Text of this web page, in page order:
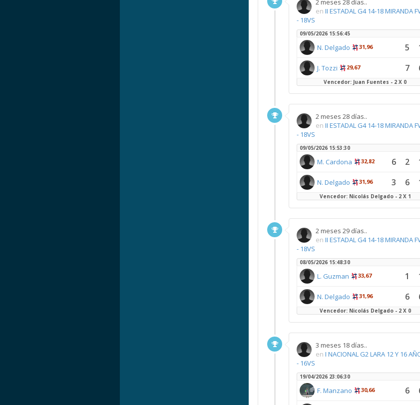
2 meses 28 días..
en II ESTADAL G4 14-18 MIRANDA
- 18VS
09/05/2026 15:56:45
N. Delgado 31,96 5
J. Tozzi 29,67 7
Vencedor: Juan Fuentes - 2 X 0
2 meses 28 días..
en II ESTADAL G4 14-18 MIRANDA
- 18VS
09/05/2026 15:53:30
M. Cardona 32,82 6 2
N. Delgado 31,96 3 6
Vencedor: Nicolás Delgado - 2 X 1
2 meses 29 días..
en II ESTADAL G4 14-18 MIRANDA
- 18VS
08/05/2026 15:48:30
L. Guzman 33,67 1
N. Delgado 31,96 6
Vencedor: Nicolás Delgado - 2 X 0
3 meses 18 días..
en I NACIONAL G2 LARA 12 Y 16
- 16VS
19/04/2026 23:06:30
F. Manzano 30,66 6